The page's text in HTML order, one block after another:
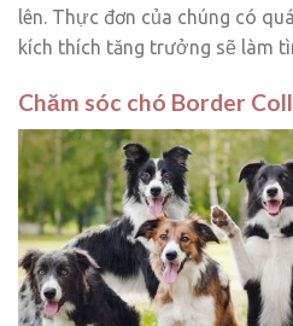
lên. Thực đơn của chúng có
kích thích tăng trưởng sẽ làm
Chăm sóc chó Border